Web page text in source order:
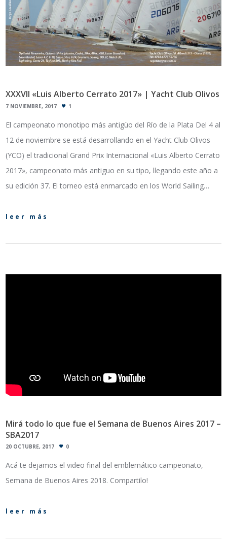
XXXVII «Luis Alberto Cerrato 2017» | Yacht Club Olivos
7 NOVIEMBRE, 2017 1
El campeonato monotipo más antigüo del Río de la Plata Del 4 al
12 de noviembre se está desarrollando en el Yacht Club Olivos
(YCO) el tradicional Grand Prix Internacional «Luis Alberto Cerrato
2017», campeonato más antiguo en su tipo, llegando este año a
su edición 37. El torneo está enmarcado en los World Sailing…
leer más
Mirá todo lo que fue el Semana de Buenos Aires 2017 –
SBA2017
20 OCTUBRE, 2017 0
Acá te dejamos el video final del emblemático campeonato,
Semana de Buenos Aires 2018. Compartilo!
leer más